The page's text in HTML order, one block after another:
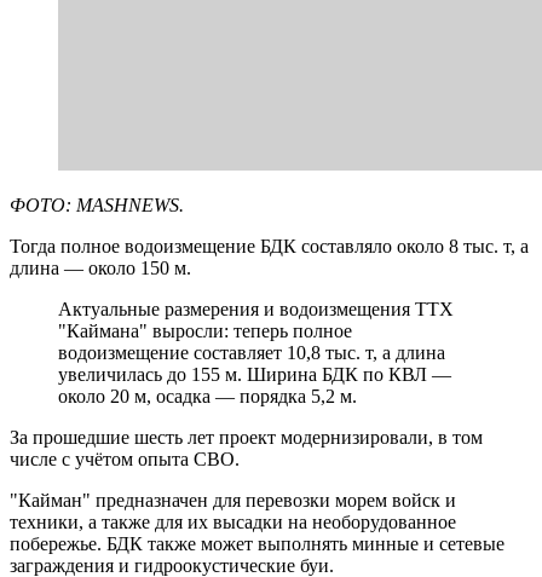
ФОТО: MASHNEWS.
Тогда полное водоизмещение БДК составляло около 8 тыс. т, а
длина — около 150 м.
Актуальные размерения и водоизмещения ТТХ
"Каймана" выросли: теперь полное
водоизмещение составляет 10,8 тыс. т, а длина
увеличилась до 155 м. Ширина БДК по КВЛ —
около 20 м, осадка — порядка 5,2 м.
За прошедшие шесть лет проект модернизировали, в том
числе с учётом опыта СВО.
"Кайман" предназначен для перевозки морем войск и
техники, а также для их высадки на необорудованное
побережье. БДК также может выполнять минные и сетевые
заграждения и гидроокустические буи.